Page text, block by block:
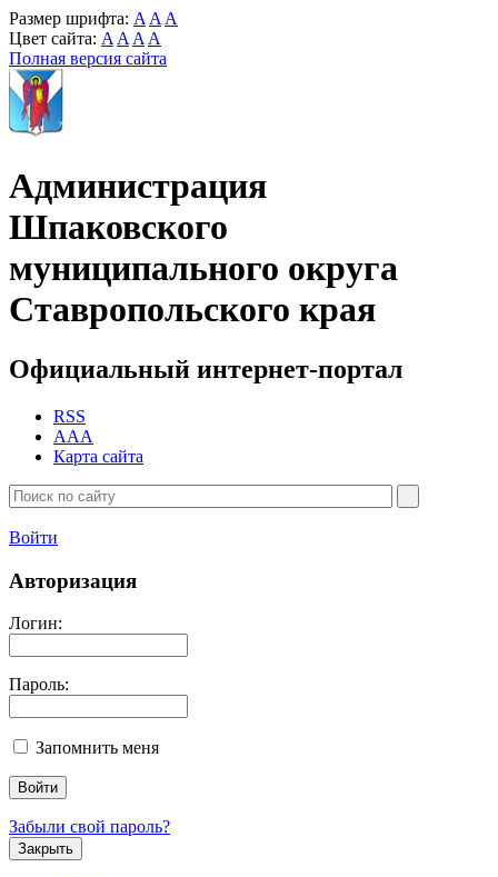
Размер шрифта: A A A
Цвет сайта: A A A A
Полная версия сайта
Администрация
Шпаковского
муниципального округа
Ставропольского края
Официальный интернет-портал
RSS
AAA
Карта сайта
Войти
Авторизация
Логин:
Пароль:
Запомнить меня
Забыли свой пароль?
Закрыть